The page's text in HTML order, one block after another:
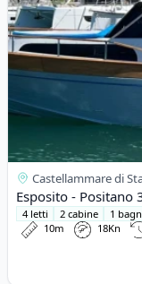
Castellammare di
Esposito - Positano
4 letti 2 cabine
1
10m
18Kn